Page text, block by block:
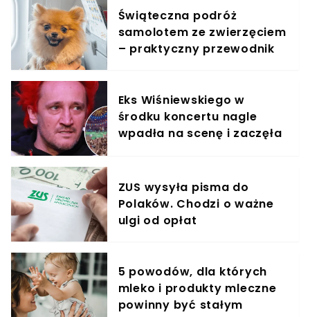
Świąteczna podróż
samolotem ze zwierzęciem
– praktyczny przewodnik
Eks Wiśniewskiego w
środku koncertu nagle
wpadła na scenę i zaczęła
ZUS wysyła pisma do
Polaków. Chodzi o ważne
ulgi od opłat
5 powodów, dla których
mleko i produkty mleczne
powinny być stałym